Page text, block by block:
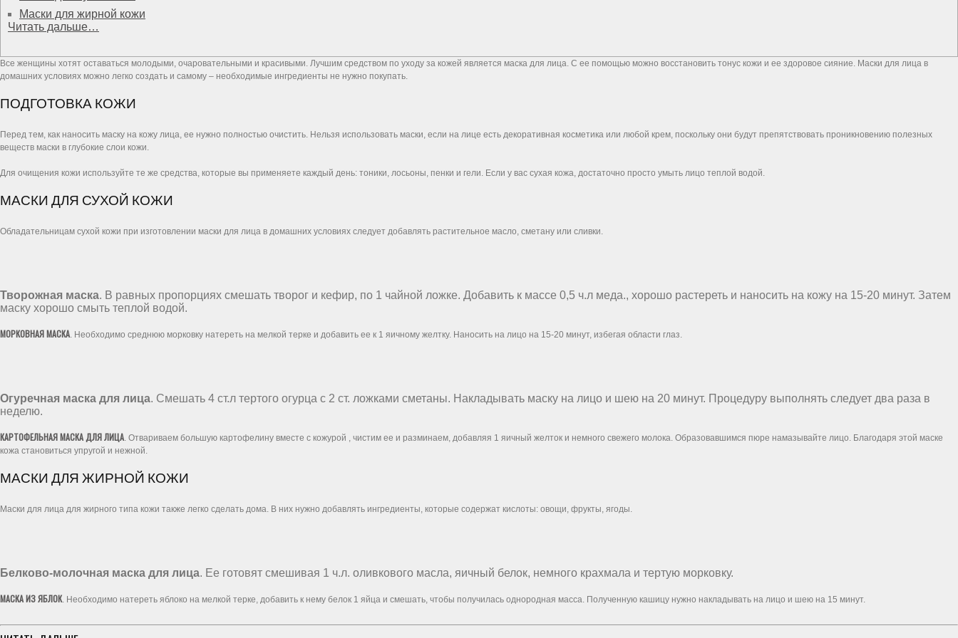
Маски для жирной кожи
Читать дальше…
Все женщины хотят оставаться молодыми, очаровательными и красивыми. Лучшим средством по уходу за кожей является маска для лица. С ее помощью можно восстановить тонус кожи и ее здоровое сияние. Маски для лица в
домашних условиях можно легко создать и самому – необходимые ингредиенты не нужно покупать.
ПОДГОТОВКА КОЖИ
Перед тем, как наносить маску на кожу лица, ее нужно полностью очистить. Нельзя использовать маски, если на лице есть декоративная косметика или любой крем, поскольку они будут препятствовать проникновению полезных
веществ маски в глубокие слои кожи.
Для очищения кожи используйте те же средства, которые вы применяете каждый день: тоники, лосьоны, пенки и гели. Если у вас сухая кожа, достаточно просто умыть лицо теплой водой.
МАСКИ ДЛЯ СУХОЙ КОЖИ
Обладательницам сухой кожи при изготовлении маски для лица в домашних условиях следует добавлять растительное масло, сметану или сливки.
Творожная маска. В равных пропорциях смешать творог и кефир, по 1 чайной ложке. Добавить к массе 0,5 ч.л меда., хорошо растереть и наносить на кожу на 15-20 минут. Затем
маску хорошо смыть теплой водой.
МОРКОВНАЯ МАСКА. Необходимо среднюю морковку натереть на мелкой терке и добавить ее к 1 яичному желтку. Наносить на лицо на 15-20 минут, избегая области глаз.
Огуречная маска для лица. Смешать 4 ст.л тертого огурца с 2 ст. ложками сметаны. Накладывать маску на лицо и шею на 20 минут. Процедуру выполнять следует два раза в
неделю.
КАРТОФЕЛЬНАЯ МАСКА ДЛЯ ЛИЦА. Отвариваем большую картофелину вместе с кожурой , чистим ее и разминаем, добавляя 1 яичный желток и немного свежего молока. Образовавшимся пюре намазывайте лицо. Благодаря этой маске
кожа становиться упругой и нежной.
МАСКИ ДЛЯ ЖИРНОЙ КОЖИ
Маски для лица для жирного типа кожи также легко сделать дома. В них нужно добавлять ингредиенты, которые содержат кислоты: овощи, фрукты, ягоды.
Белково-молочная маска для лица. Ее готовят смешивая 1 ч.л. оливкового масла, яичный белок, немного крахмала и тертую морковку.
МАСКА ИЗ ЯБЛОК. Необходимо натереть яблоко на мелкой терке, добавить к нему белок 1 яйца и смешать, чтобы получилась однородная масса. Полученную кашицу нужно накладывать на лицо и шею на 15 минут.